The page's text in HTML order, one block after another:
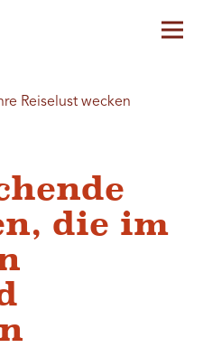
Reiselust wecken
die im